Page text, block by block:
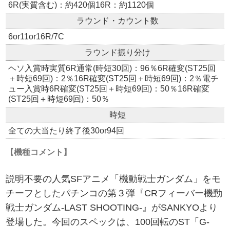
6R(実質含む)：約420個16R：約1120個
ラウンド・カウント数
6or11or16R/7C
ラウンド振り分け
ヘソ入賞時実質6R通常(時短30回)：96％6R確変(ST25回
＋時短69回)：2％16R確変(ST25回＋時短69回)：2％電チ
ュー入賞時6R確変(ST25回＋時短69回)：50％16R確変
(ST25回＋時短69回)：50％
時短
全ての大当たり終了後30or94回
【機種コメント】
説明不要の人気SFアニメ「機動戦士ガンダム」をモ
チーフとしたパチンコの第３弾『CRフィーバー機動
戦士ガンダム-LAST SHOOTING-』がSANKYOより
登場した。今回のスペックは、100回転のST「G-